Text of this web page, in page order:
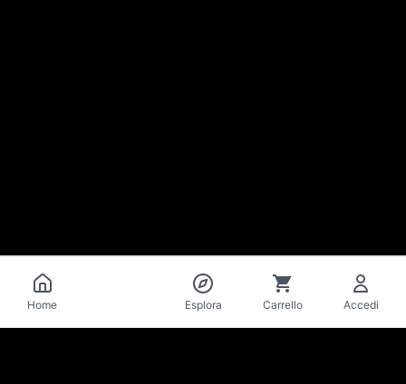
Home Esplora Carrello Accedi